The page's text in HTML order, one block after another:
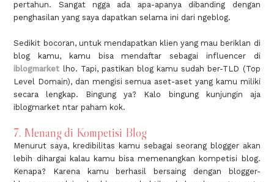
pertahun. Sangat ngga ada apa-apanya dibanding dengan
penghasilan yang saya dapatkan selama ini dari ngeblog.
Sedikit bocoran, untuk mendapatkan klien yang mau beriklan di
blog kamu, kamu bisa mendaftar sebagai influencer di
iblogmarket lho. Tapi, pastikan blog kamu sudah ber-TLD (Top
Level Domain), dan mengisi semua aset-aset yang kamu miliki
secara lengkap. Bingung ya? Kalo bingung kunjungin aja
iblogmarket ntar paham kok.
7. Menang di Kompetisi Blog
Menurut saya, kredibilitas kamu sebagai seorang blogger akan
lebih dihargai kalau kamu bisa memenangkan kompetisi blog.
Kenapa? Karena kamu berhasil bersaing dengan blogger-